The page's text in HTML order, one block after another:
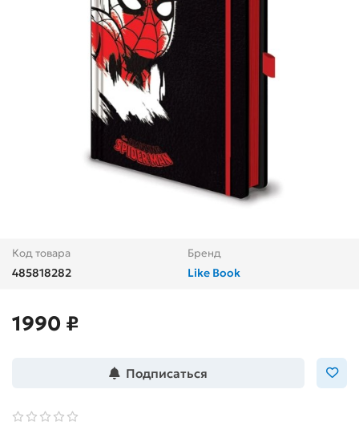
Код товара
485818282
Бренд
Like Book
1990 ₽
Подписаться